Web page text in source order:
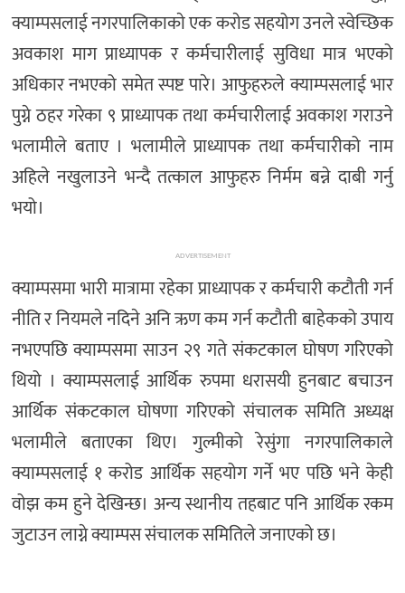
क्याम्पसलाई नगरपालिकाकाे एक कराेड सहयोग उनले स्वेच्छिक
अवकाश माग प्राध्यापक र कर्मचारीलाई सुविधा मात्र भएको
अधिकार नभएको समेत स्पष्ट पारे। आफुहरुले क्याम्पसलाई भार
पुग्ने ठहर गरेका ९ प्राध्यापक तथा कर्मचारीलाई अवकाश गराउने
भलामीले बताए । भलामीले प्राध्यापक तथा कर्मचारीको नाम
अहिले नखुलाउने भन्दै तत्काल आफुहरु निर्मम बन्ने दाबी गर्नु
भयो।
ADVERTISEMENT
क्याम्पसमा भारी मात्रामा रहेका प्राध्यापक र कर्मचारी कटौती गर्न
नीति र नियमले नदिने अनि ऋण कम गर्न कटौती बाहेकको उपाय
नभएपछि क्याम्पसमा साउन २९ गते संकटकाल घोषण गरिएको
थियो । क्याम्पसलाई आर्थिक रुपमा धरासयी हुनबाट बचाउन
आर्थिक संकटकाल घोषणा गरिएको संचालक समिति अध्यक्ष
भलामीले बताएका थिए। गुल्मीको रेसुंगा नगरपालिकाले
क्याम्पसलाई १ करोड आर्थिक सहयोग गर्ने भए पछि भने केही
वोझ कम हुने देखिन्छ। अन्य स्थानीय तहबाट पनि आर्थिक रकम
जुटाउन लाग्ने क्याम्पस संचालक समितिले जनाएको छ।